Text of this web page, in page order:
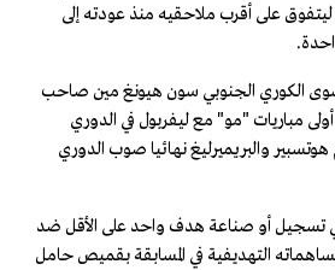
على أقرب ملاحقيه منذ عودته إلى
الكوري الجنوبي سون هيونغ مين صاحب
أولى مباريات "مو" مع ليفربول في الدوري
هوتسبير والبريميرليغ نهائيا صوب الدوري
تسجيل أو صناعة هدف واحد على الأقل ضد
التهديفية في المسابقة بقميص حامل